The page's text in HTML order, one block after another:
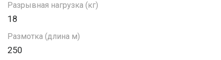
Разрывная нагрузка (кг)
18
Размотка (длина м)
250